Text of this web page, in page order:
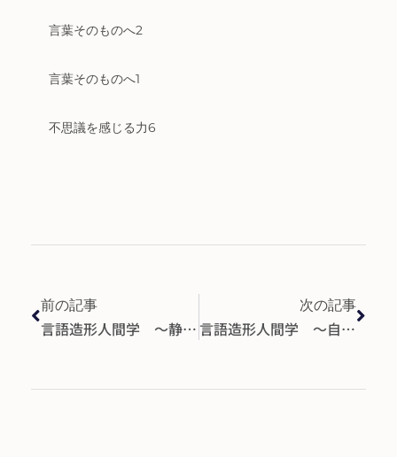
言葉そのものへ2
言葉そのものへ1
不思議を感じる力6
前の記事
言語造形人間学 ～静けさに耐えられない子供たちとその理由～
次の記事
言語造形人間学 ～自分の声が好き？！～